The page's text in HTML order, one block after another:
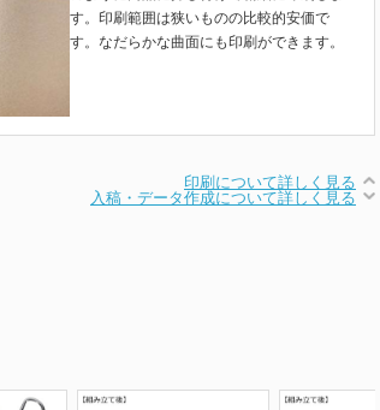
す。印刷範囲は狭いものの比較的安価で
す。なだらかな曲面にも印刷ができます。
印刷について詳しく見る
入稿・データ作成について詳しく見る